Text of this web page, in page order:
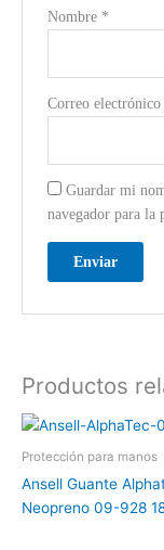
Nombre *
Correo electrónico
Guardar mi
navegador para la
Productos
Protección para manos
Ansell Guante
Neopreno 09-928